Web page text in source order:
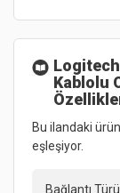
Logitech
Kablolu
Bu ilandaki
eşleşiyor.
Bağlantı Türü